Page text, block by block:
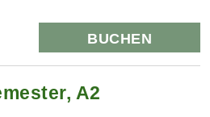
BUCHEN
A2